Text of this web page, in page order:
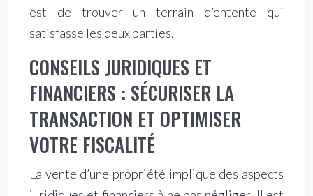
est de trouver un terrain d’entente qui
satisfasse les deux parties.
CONSEILS JURIDIQUES ET
FINANCIERS : SÉCURISER LA
TRANSACTION ET OPTIMISER
VOTRE FISCALITÉ
La vente d’une propriété implique des aspects